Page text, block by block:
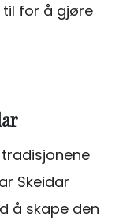
for å gjøre
Skeidar
å skape den